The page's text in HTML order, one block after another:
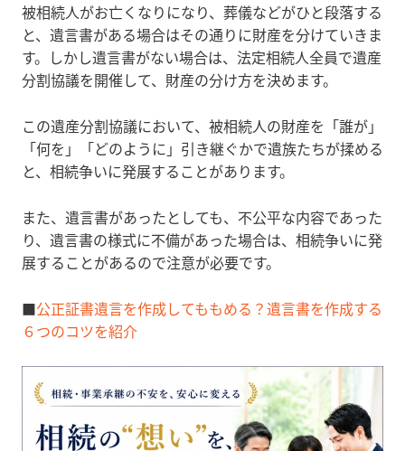
被相続人がお亡くなりになり、葬儀などがひと段落する
と、遺言書がある場合はその通りに財産を分けていきま
す。しかし遺言書がない場合は、法定相続人全員で遺産
分割協議を開催して、財産の分け方を決めます。
この遺産分割協議において、被相続人の財産を「誰が」
「何を」「どのように」引き継ぐかで遺族たちが揉める
と、相続争いに発展することがあります。
また、遺言書があったとしても、不公平な内容であった
り、遺言書の様式に不備があった場合は、相続争いに発
展することがあるので注意が必要です。
■公正証書遺言を作成してももめる？遺言書を作成する
６つのコツを紹介